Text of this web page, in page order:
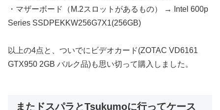
・マザーボード（M.2スロットがあるもの） → Intel 600p
Series SSDPEKKW256G7X1(256GB)
以上の4点と、ついでにビデオカード(ZOTAC VD6161
GTX950 2GB バルク品)も思い切って購入しました。
またドスパラとTsukumoに行ってケース